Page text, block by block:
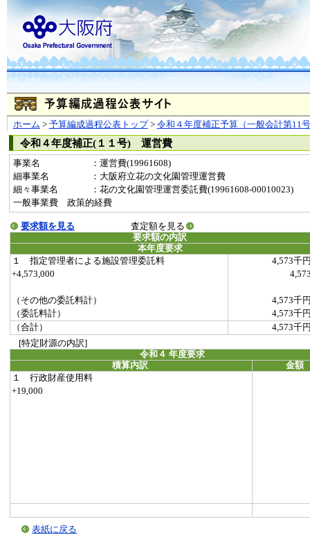
ホーム > 予算編成過程公表トップ> 令和４年度補正予算（一般会計第11
令和４年度補正(１１号) 運営費
事業名
：運営費(19961608)
細事業名
：大阪府立花の文化園管理運営費
細々事業名
：花の文化園管理運営委託費(19961608-00010023)
一般事業費 政策的経費
要求額を見る
査定額を見る
要求額の内訳
本年度要求
１ 指定管理者による施設管理委託料
4,573千
+4,573,000
（その他の委託料計）
4,573千
（委託料計）
4,573千
（合計）
4,573千
[特定財源の内訳]
令和４ 年度要求
積算内訳
金額
１ 行政財産使用料
+19,000
表紙に戻る